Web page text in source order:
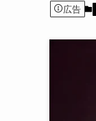
広告